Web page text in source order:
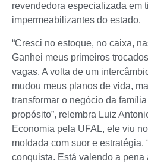
revendedora especializada em
impermeabilizantes do estado.
“Cresci no estoque, no caixa,
Ganhei meus primeiros
vagas. A volta de um
mudou meus planos de vida,
transformar o negócio da
propósito”, relembra Luiz
Economia pela UFAL, ele viu
moldada com suor e estratégia.
conquista. Está valendo a